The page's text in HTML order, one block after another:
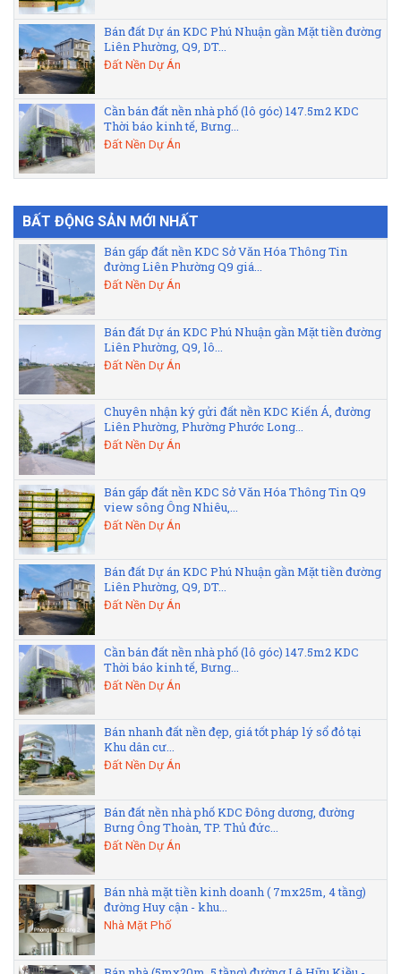
Bán đất Dự án KDC Phú Nhuận gần Mặt tiền đường
Liên Phường, Q9, DT...
Đất Nền Dự Án
Cần bán đất nền nhà phố (lô góc) 147.5m2 KDC
Thời báo kinh tế, Bưng...
Đất Nền Dự Án
BẤT ĐỘNG SẢN MỚI NHẤT
Bán gấp đất nền KDC Sở Văn Hóa Thông Tin
đường Liên Phường Q9 giá...
Đất Nền Dự Án
Bán đất Dự án KDC Phú Nhuận gần Mặt tiền đường
Liên Phường, Q9, lô...
Đất Nền Dự Án
Chuyên nhận ký gửi đất nền KDC Kiến Á, đường
Liên Phường, Phường Phước Long...
Đất Nền Dự Án
Bán gấp đất nền KDC Sở Văn Hóa Thông Tin Q9
view sông Ông Nhiêu,...
Đất Nền Dự Án
Bán đất Dự án KDC Phú Nhuận gần Mặt tiền đường
Liên Phường, Q9, DT...
Đất Nền Dự Án
Cần bán đất nền nhà phố (lô góc) 147.5m2 KDC
Thời báo kinh tế, Bưng...
Đất Nền Dự Án
Bán nhanh đất nền đẹp, giá tốt pháp lý sổ đỏ tại
Khu dân cư...
Đất Nền Dự Án
Bán đất nền nhà phố KDC Đông dương, đường
Bưng Ông Thoàn, TP. Thủ đức...
Đất Nền Dự Án
Bán nhà mặt tiền kinh doanh ( 7mx25m, 4 tầng)
đường Huy cận - khu...
Nhà Mặt Phố